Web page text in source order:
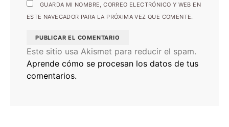
GUARDA MI NOMBRE, CORREO ELECTRÓNICO Y WEB EN
ESTE NAVEGADOR PARA LA PRÓXIMA VEZ QUE COMENTE.
Este sitio usa Akismet para reducir el spam.
Aprende cómo se procesan los datos de tus
comentarios.